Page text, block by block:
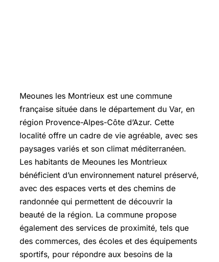
Meounes les Montrieux est une commune
française située dans le département du Var, en
région Provence-Alpes-Côte d’Azur. Cette
localité offre un cadre de vie agréable, avec ses
paysages variés et son climat méditerranéen.
Les habitants de Meounes les Montrieux
bénéficient d’un environnement naturel préservé,
avec des espaces verts et des chemins de
randonnée qui permettent de découvrir la
beauté de la région. La commune propose
également des services de proximité, tels que
des commerces, des écoles et des équipements
sportifs, pour répondre aux besoins de la